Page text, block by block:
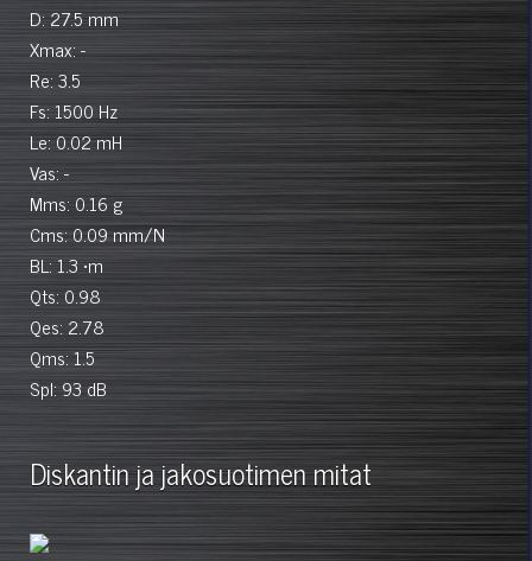
D: 27.5 mm
Xmax: -
Re: 3.5
Fs: 1500 Hz
Le: 0.02 mH
Vas: -
Mms: 0.16 g
Cms: 0.09 mm/N
BL: 1.3 •m
Qts: 0.98
Qes: 2.78
Qms: 1.5
Spl: 93 dB
Diskantin ja jakosuotimen mitat